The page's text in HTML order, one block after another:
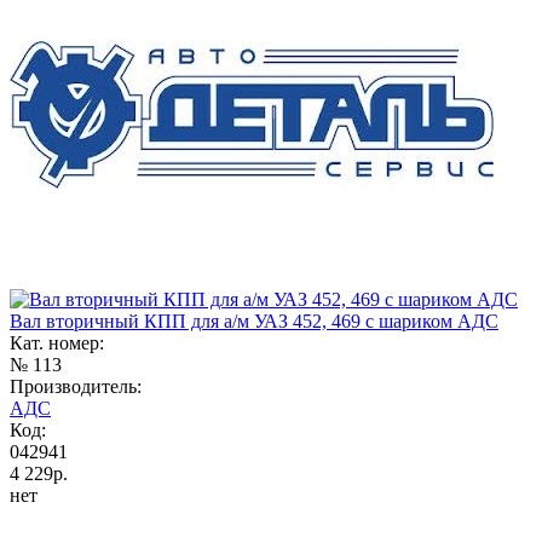
Вал вторичный КПП для а/м УАЗ 452, 469 с шариком АДС
Кат. номер:
№ 113
Производитель:
АДС
Код:
042941
4 229р.
нет